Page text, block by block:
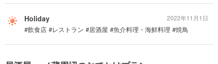
Holiday
#飲食店 #レストラン #居酒屋 #魚介料理・海鮮料理 #焼鳥
2022年11月1日